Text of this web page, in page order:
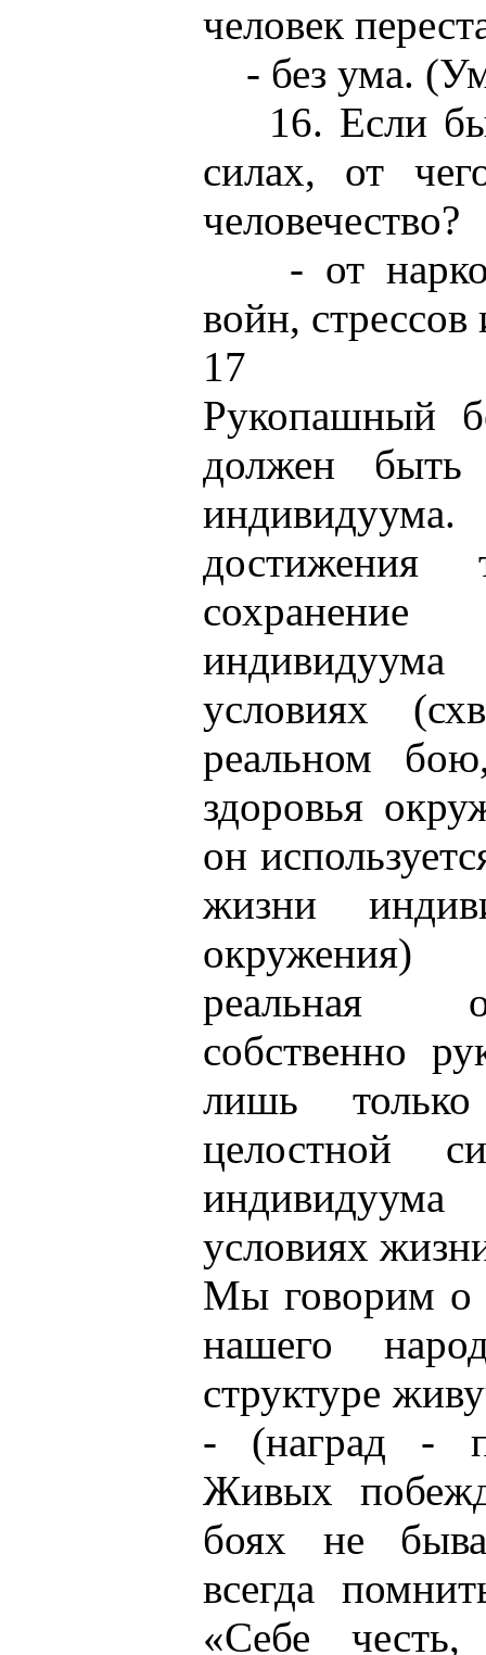
человек
- без ума. (Ум
16. Если бы
силах, от
человечество?
- от
войн, стрессов
17
Рукопашный
должен быть
условиях
реальном
здоровья
он
жизни
реальная
собственно
лишь только
целостной
условиях
Мы говорим о
нашего
структуре
- (наград -
Живых
боях не
всегда
«Себе